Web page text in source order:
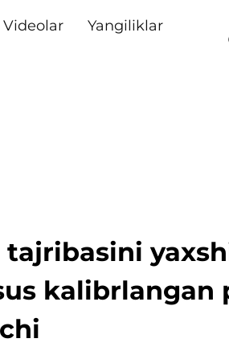
Videolar Yangiliklar
tajribasini
kalibrlangan